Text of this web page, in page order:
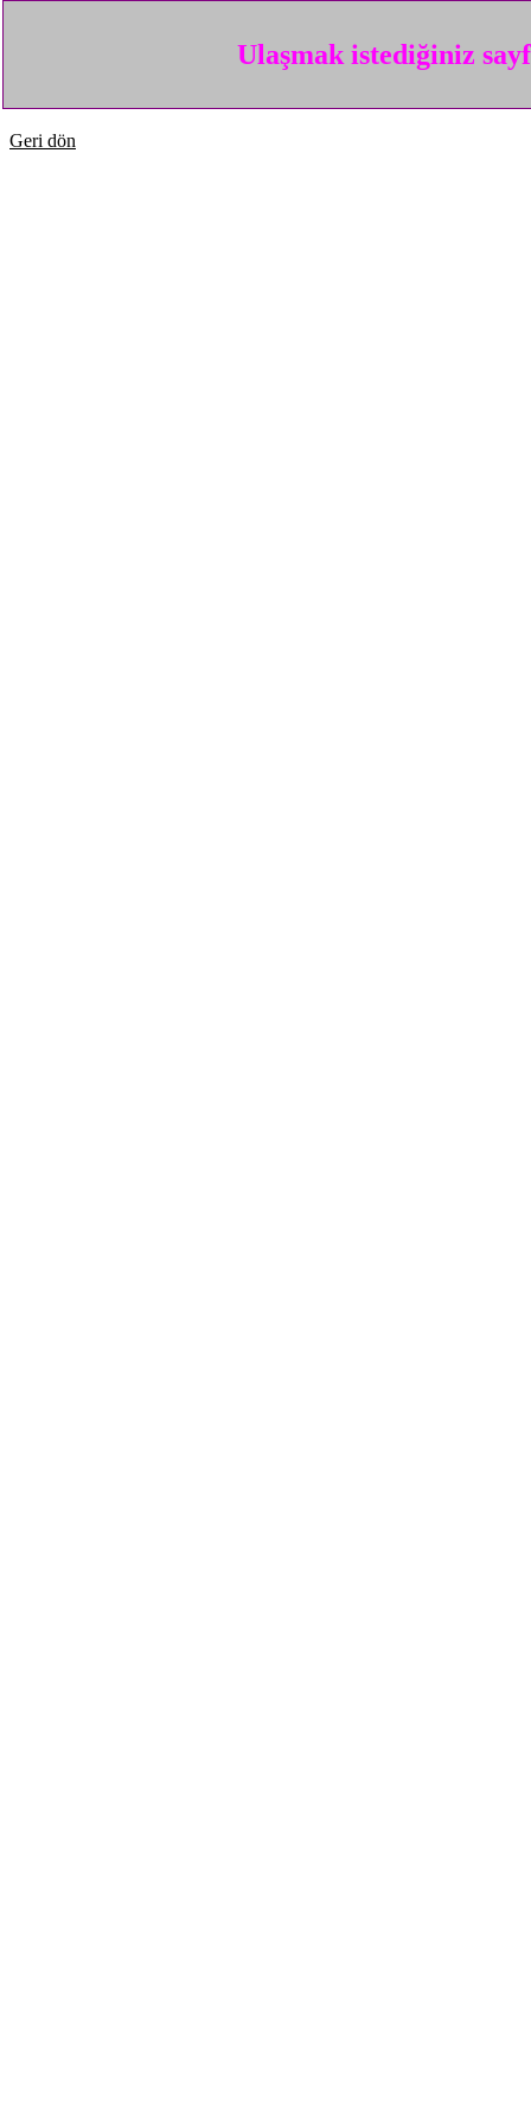
Ulaşmak istediğiniz
Geri dön